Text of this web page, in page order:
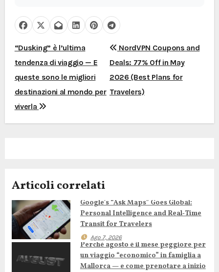
N
a
v
i
g
i
o
n
e
“Dusking” è l’ultima
tendenza di viaggio — E
queste sono le migliori
destinazioni al mondo per
viverla
NordVPN Coupons and
Deals: 77% Off in May
2026 (Best Plans for
Travelers)
Articoli correlati
Google’s “Ask Maps” Goes Global:
Personal Intelligence and Real‑Time
Transit for Travelers
Ago 7, 2026
Perché agosto è il mese peggiore per
un viaggio “economico” in famiglia a
Mallorca — e come prenotare a inizio